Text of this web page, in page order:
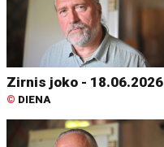
Zirnis joko - 18.06.2026
© DIENA